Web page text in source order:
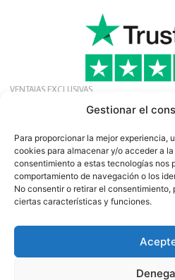
Gestionar el
Para proporcionar la mejor experiencia,
cookies para almacenar y/o acceder a
consentimiento a estas tecnologías nos
comportamiento de navegación o los
No consentir o retirar el
ciertas características y funciones.
VENTAJAS EXCLUSIVAS
ofertas, noticias y
Boletín
Empresa NIF SE556641183001 |